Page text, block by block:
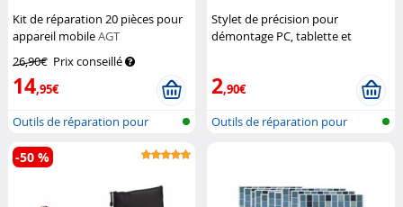
Kit de réparation 20 pièces pour
appareil mobileAGT
26,90€ Prix conseillé
14,95€
Outils de réparation pour
Smartphon...
Stylet de précision pour
démontage PC, tablette et
2,90€
Outils de réparation pour
-50 %